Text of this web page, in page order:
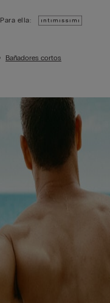
Para ella:
Bañadores cortos